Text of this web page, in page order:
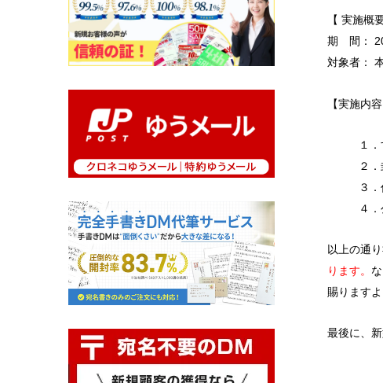
【 実施概
期 間：
対象者：
【実施内容
１
２
３
４
以上の通
ります。
賜ります
最後に、